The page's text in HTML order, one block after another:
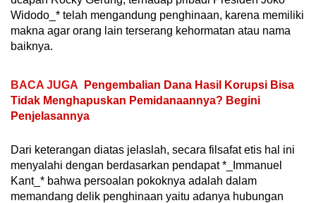
Widodo_* telah mengandung penghinaan, karena memiliki
makna agar orang lain terserang kehormatan atau nama
baiknya.
BACA JUGA
Pengembalian Dana Hasil Korupsi Bisa
Tidak Menghapuskan Pemidanaannya? Begini
Penjelasannya
Dari keterangan diatas jelaslah, secara filsafat etis hal ini
menyalahi dengan berdasarkan pendapat *_Immanuel
Kant_* bahwa persoalan pokoknya adalah dalam
memandang delik penghinaan yaitu adanya hubungan